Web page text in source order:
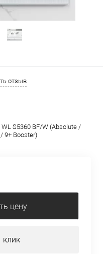
отзыв
S5360 BF/W (Absolute /
9+ Booster)
цену
клик